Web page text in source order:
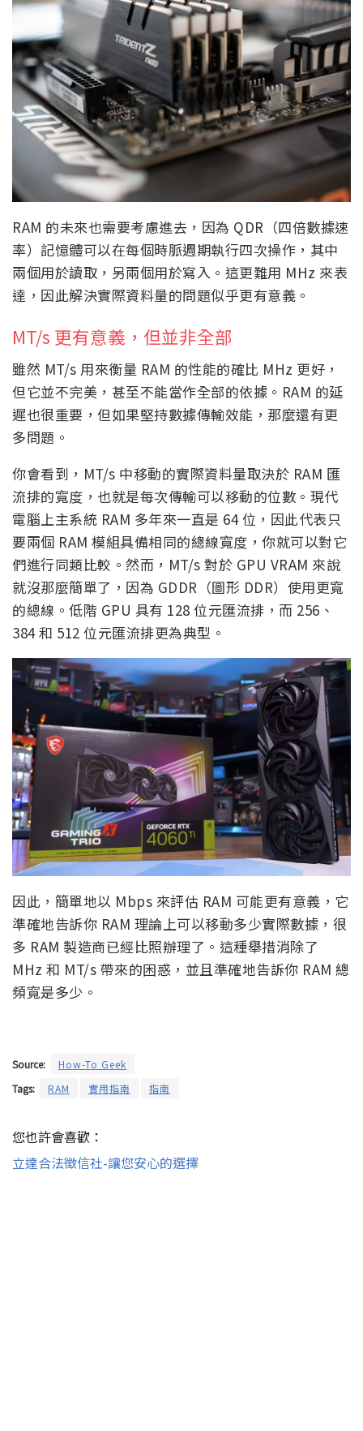
RAM 的未來也需要考慮進去，因為 QDR（四倍數據速
率）記憶體可以在每個時脈週期執行四次操作，其中
兩個用於讀取，另兩個用於寫入。這更難用 MHz 來表
達，因此解決實際資料量的問題似乎更有意義。
MT/s 更有意義，但並非全部
雖然 MT/s 用來衡量 RAM 的性能的確比 MHz 更好，
但它並不完美，甚至不能當作全部的依據。RAM 的延
遲也很重要，但如果堅持數據傳輸效能，那麼還有更
多問題。
你會看到，MT/s 中移動的實際資料量取決於 RAM 匯
流排的寬度，也就是每次傳輸可以移動的位數。現代
電腦上主系統 RAM 多年來一直是 64 位，因此代表只
要兩個 RAM 模組具備相同的總線寬度，你就可以對它
們進行同類比較。然而，MT/s 對於 GPU VRAM 來說
就沒那麼簡單了，因為 GDDR（圖形 DDR）使用更寬
的總線。低階 GPU 具有 128 位元匯流排，而 256、
384 和 512 位元匯流排更為典型。
因此，簡單地以 Mbps 來評估 RAM 可能更有意義，它
準確地告訴你 RAM 理論上可以移動多少實際數據，很
多 RAM 製造商已經比照辦理了。這種舉措消除了
MHz 和 MT/s 帶來的困惑，並且準確地告訴你 RAM 總
頻寬是多少。
Source:
How-To Geek
Tags:
RAM 實用指南 指南
您也許會喜歡：
立達合法徵信社-讓您安心的選擇